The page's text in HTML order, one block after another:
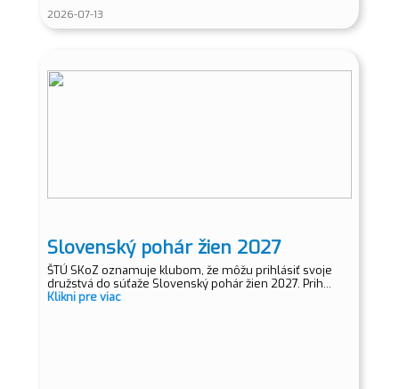
2026-07-13
Slovenský pohár žien 2027
ŠTÚ SKoZ oznamuje klubom, že môžu prihlásiť svoje
družstvá do súťaže Slovenský pohár žien 2027. Prih...
Klikni pre viac